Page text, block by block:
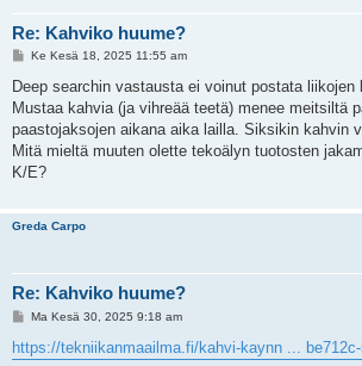
Re: Kahviko huume?
V
e
t
i
Ke Kesä 18, 2025 11:55 am
Deep searchin vastausta ei voinut postata liikojen
Mustaa kahvia (ja vihreää teetä) menee meitsiltä
paastojaksojen aikana aika lailla. Siksikin kahvin
Mitä mieltä muuten olette tekoälyn tuotosten
K/E?
Greda Carpo
Re: Kahviko huume?
V
e
s
Ma Kesä 30, 2025 9:18 am
https://tekniikanmaailma.fi/kahvi-kaynn ...